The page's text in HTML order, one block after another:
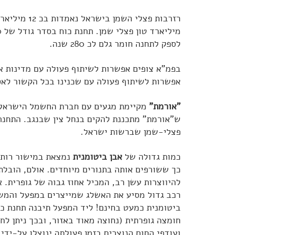
רזרבות
לספק לתחנה חומר גלם לכ 280 שנה.
בפמ"א צופים אפשרות לשיתוף פעולה עם מדינות
אפשרות לשיתוף פעולה עם שכנינו בכל הקשור
"אורמת"
פצלי-שמן שברשות ישראל.
כמות גדולה של אבן ביטומנית
כך ששורפים אותה בתנורים מיוחדים. אולם,
להיווצרות עשן רב, המכיל אחוז גבוה של
רכב גדול מסיע את האשלג שמייצרים במפעל
ביטומנית כמעט בחינם! ליד המפעל תיבנה תחנת
חומצה גופרתית (נחוצה מאוד באזור, ובכך ניתן